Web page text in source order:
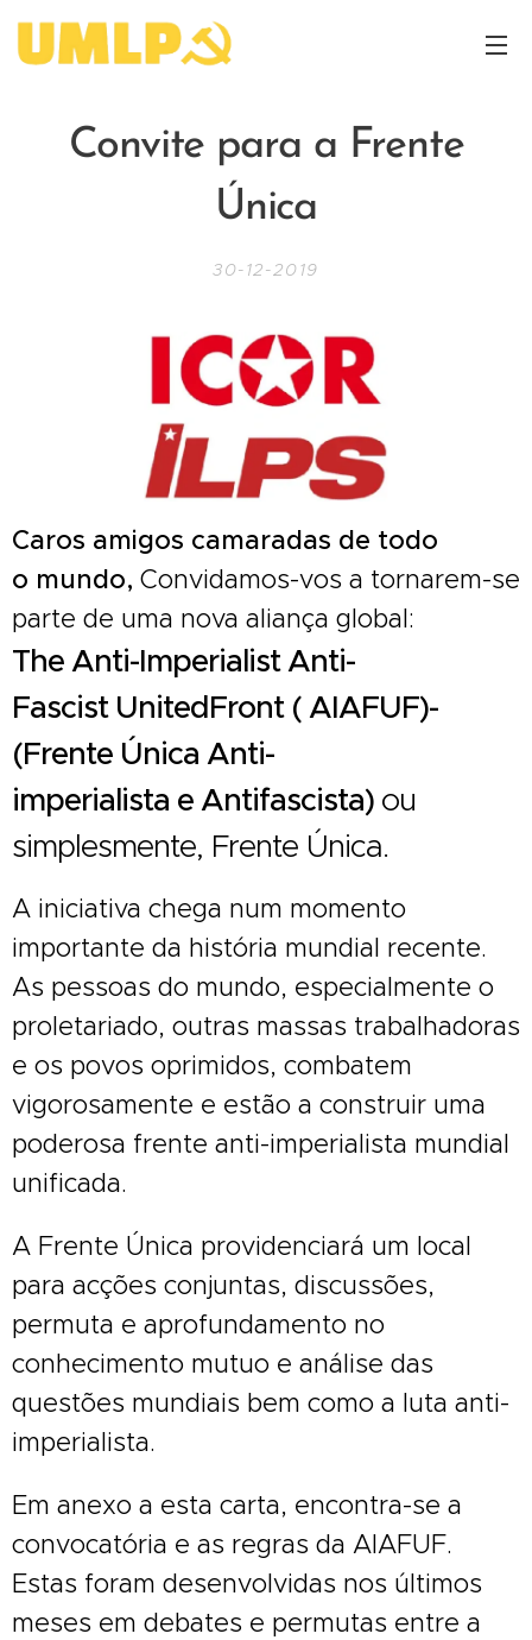
Convite para a Frente
Única
30-12-2019
Caros amigos camaradas de todo
o mundo, Convidamos-vos a tornarem-se
parte de uma nova aliança global:
TheAnti-ImperialistAnti-
Fascist UnitedFront ( AIAFUF)-
(Frente Única Anti-
imperialista eAntifascista) ou
simplesmente, Frente Única.
A iniciativa chega num momento
importante da história mundial recente.
As pessoas do mundo, especialmente o
proletariado, outras massas trabalhadoras
e os povos oprimidos, combatem
vigorosamente e estão a construir uma
poderosa frente anti-imperialista mundial
unificada.
A Frente Única providenciará um local
para acções conjuntas, discussões,
permuta e aprofundamento no
conhecimento mutuo e análise das
questões mundiais bem como a luta anti-
imperialista.
Em anexo a esta carta, encontra-se a
convocatória e as regras da AIAFUF.
Estas foram desenvolvidas nos últimos
meses em debates e permutas entre a